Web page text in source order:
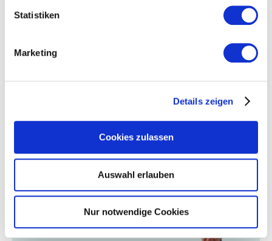
Statistiken
Marketing
Details zeigen
Cookies zulassen
Auswahl erlauben
Nur notwendige Cookies
TEXOVERSUM
72762 Reutlingen
Ansprechpartner*innen
Andrea Eliewsky